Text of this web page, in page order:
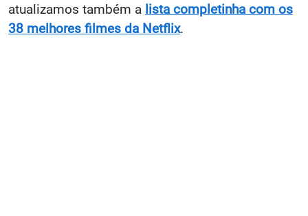
atualizamos também a lista completinha com os
38 melhores filmes da Netflix.